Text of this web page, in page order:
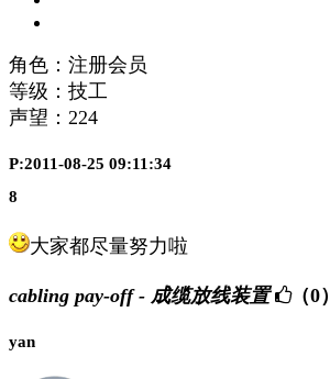
角色：注册会员
等级：技工
声望： 224
P:2011-08-25 09:11:34
8
大家都尽量努力啦
cabling pay-off - 成缆放线装置 （0）
yan